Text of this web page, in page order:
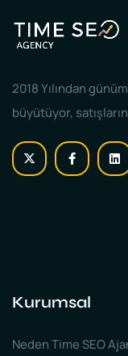
2018 Yılından
büyütüyor,
Kurumsal
Neden Time SEO